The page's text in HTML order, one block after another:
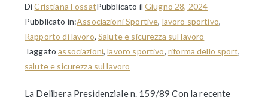
DiCristiana FossatPubblicato il Giugno 28, 2024
Pubblicato in:Associazioni Sportive, lavoro sportivo,
Rapporto di lavoro,Salute e sicurezza sul lavoro
Taggatoassociazioni,lavoro sportivo, riforma dello sport,
salute e sicurezza sul lavoro
La Delibera Presidenziale n. 159/89 Con la recente